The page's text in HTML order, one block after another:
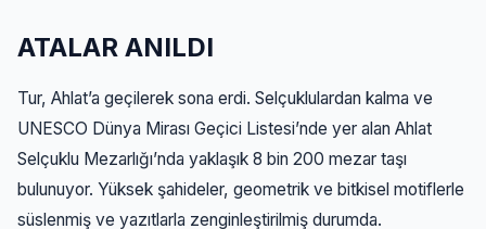
ATALAR ANILDI
Tur, Ahlat’a geçilerek sona erdi. Selçuklulardan kalma ve
UNESCO Dünya Mirası Geçici Listesi’nde yer alan Ahlat
Selçuklu Mezarlığı’nda yaklaşık 8 bin 200 mezar taşı
bulunuyor. Yüksek şahideler, geometrik ve bitkisel motiflerle
süslenmiş ve yazıtlarla zenginleştirilmiş durumda.